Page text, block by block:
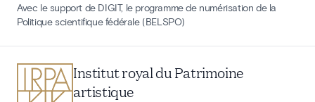
Avec le support de DIGIT, le programme de numérisation de la
Politique scientifique fédérale (BELSPO)
Institut royal du Patrimoine
artistique